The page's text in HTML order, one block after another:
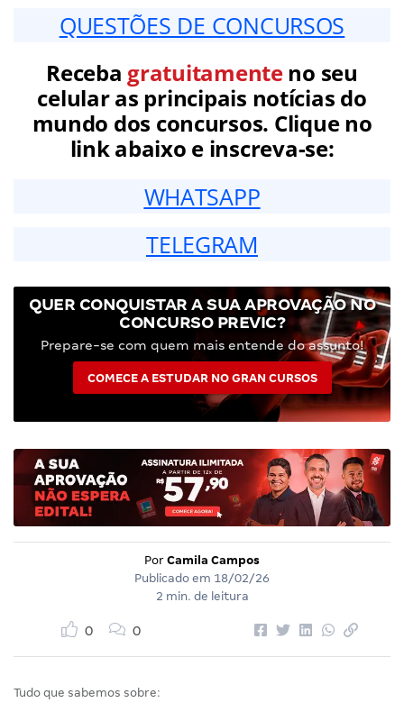
QUESTÕES DE CONCURSOS
Receba gratuitamenteno seu
celular as principais notícias do
mundo dos concursos. Clique no
link abaixo e inscreva-se:
WHATSAPP
TELEGRAM
QUER CONQUISTAR A SUA APROVAÇÃO NO
CONCURSO PREVIC?
Prepare-se com quem mais entende do assunto!
COMECE A ESTUDAR NO GRAN CURSOS
Por Camila Campos
Publicado em 18/02/26
2 min. de leitura
0 0
Tudo que sabemos sobre: